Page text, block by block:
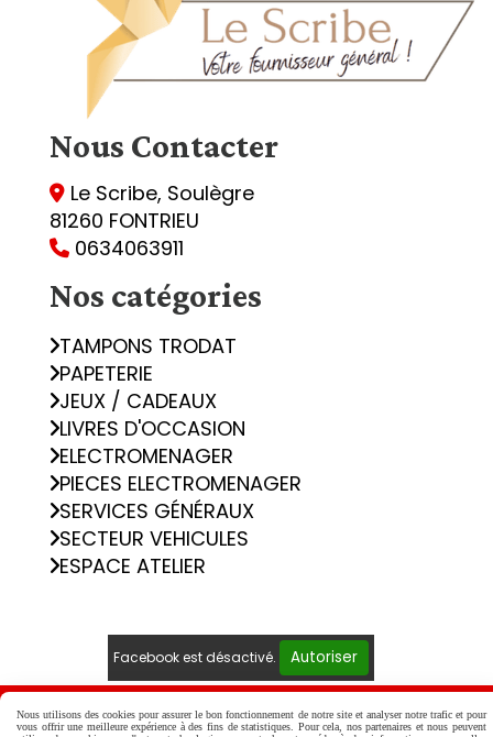
Nous Contacter
 Le Scribe, Soulègre
81260 FONTRIEU
 0634063911
Nos catégories
TAMPONS TRODAT
PAPETERIE
JEUX / CADEAUX
LIVRES D'OCCASION
ELECTROMENAGER
PIECES ELECTROMENAGER
SERVICES GÉNÉRAUX
SECTEUR VEHICULES
ESPACE ATELIER
Facebook est désactivé. Autoriser
Mentions Légales
Conditions générales de vente
Nous utilisons des cookies pour assurer le bon fonctionnement de notre site et analyser notre trafic et pour
vous offrir une meilleure expérience à des fins de statistiques. Pour cela, nos partenaires et nous peuvent